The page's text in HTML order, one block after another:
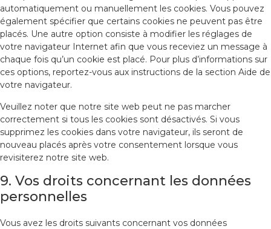
automatiquement ou manuellement les cookies. Vous pouvez
également spécifier que certains cookies ne peuvent pas être
placés. Une autre option consiste à modifier les réglages de
votre navigateur Internet afin que vous receviez un message à
chaque fois qu’un cookie est placé. Pour plus d’informations sur
ces options, reportez-vous aux instructions de la section Aide de
votre navigateur.
Veuillez noter que notre site web peut ne pas marcher
correctement si tous les cookies sont désactivés. Si vous
supprimez les cookies dans votre navigateur, ils seront de
nouveau placés après votre consentement lorsque vous
revisiterez notre site web.
9. Vos droits concernant les données
personnelles
Vous avez les droits suivants concernant vos données